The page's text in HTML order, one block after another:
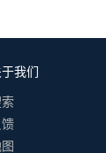
我们
馈